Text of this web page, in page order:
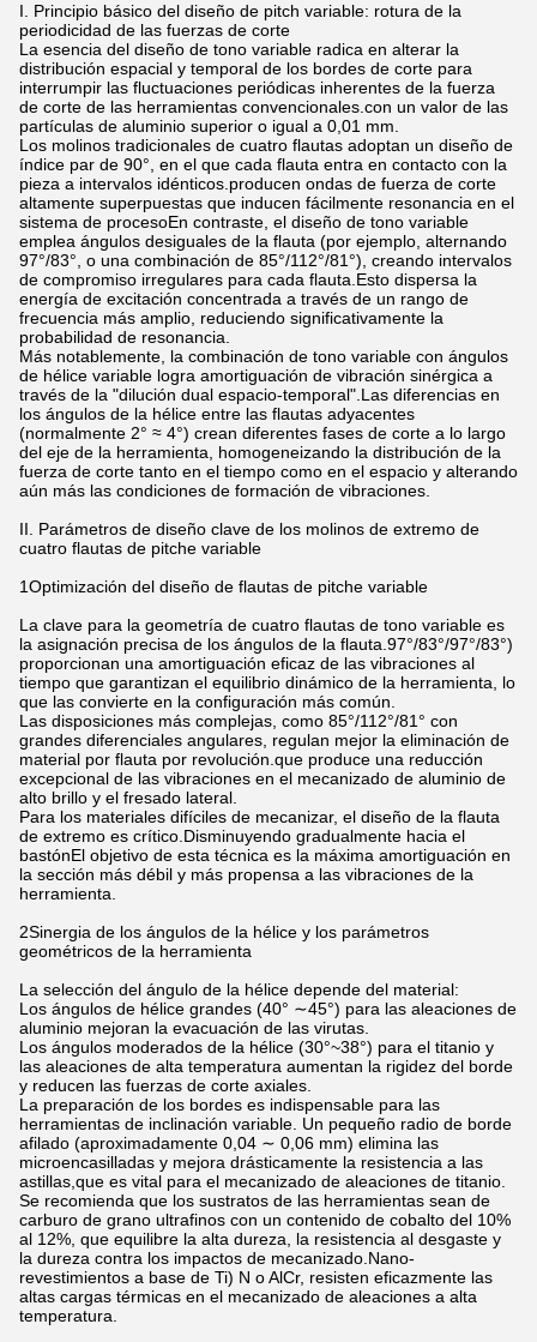
I. Principio básico del diseño de pitch variable: rotura de la
periodicidad de las fuerzas de corte
La esencia del diseño de tono variable radica en alterar la
distribución espacial y temporal de los bordes de corte para
interrumpir las fluctuaciones periódicas inherentes de la fuerza
de corte de las herramientas convencionales.con un valor de las
partículas de aluminio superior o igual a 0,01 mm.
Los molinos tradicionales de cuatro flautas adoptan un diseño de
índice par de 90°, en el que cada flauta entra en contacto con la
pieza a intervalos idénticos.producen ondas de fuerza de corte
altamente superpuestas que inducen fácilmente resonancia en el
sistema de procesoEn contraste, el diseño de tono variable
emplea ángulos desiguales de la flauta (por ejemplo, alternando
97°/83°, o una combinación de 85°/112°/81°), creando intervalos
de compromiso irregulares para cada flauta.Esto dispersa la
energía de excitación concentrada a través de un rango de
frecuencia más amplio, reduciendo significativamente la
probabilidad de resonancia.
Más notablemente, la combinación de tono variable con ángulos
de hélice variable logra amortiguación de vibración sinérgica a
través de la "dilución dual espacio-temporal".Las diferencias en
los ángulos de la hélice entre las flautas adyacentes
(normalmente 2° ≈ 4°) crean diferentes fases de corte a lo largo
del eje de la herramienta, homogeneizando la distribución de la
fuerza de corte tanto en el tiempo como en el espacio y alterando
aún más las condiciones de formación de vibraciones.
II. Parámetros de diseño clave de los molinos de extremo de
cuatro flautas de pitche variable
1Optimización del diseño de flautas de pitche variable
La clave para la geometría de cuatro flautas de tono variable es
la asignación precisa de los ángulos de la flauta.97°/83°/97°/83°)
proporcionan una amortiguación eficaz de las vibraciones al
tiempo que garantizan el equilibrio dinámico de la herramienta, lo
que las convierte en la configuración más común.
Las disposiciones más complejas, como 85°/112°/81° con
grandes diferenciales angulares, regulan mejor la eliminación de
material por flauta por revolución.que produce una reducción
excepcional de las vibraciones en el mecanizado de aluminio de
alto brillo y el fresado lateral.
Para los materiales difíciles de mecanizar, el diseño de la flauta
de extremo es crítico.Disminuyendo gradualmente hacia el
bastónEl objetivo de esta técnica es la máxima amortiguación en
la sección más débil y más propensa a las vibraciones de la
herramienta.
2Sinergia de los ángulos de la hélice y los parámetros
geométricos de la herramienta
La selección del ángulo de la hélice depende del material:
Los ángulos de hélice grandes (40° ∼45°) para las aleaciones de
aluminio mejoran la evacuación de las virutas.
Los ángulos moderados de la hélice (30°~38°) para el titanio y
las aleaciones de alta temperatura aumentan la rigidez del borde
y reducen las fuerzas de corte axiales.
La preparación de los bordes es indispensable para las
herramientas de inclinación variable. Un pequeño radio de borde
afilado (aproximadamente 0,04 ∼ 0,06 mm) elimina las
microencasilladas y mejora drásticamente la resistencia a las
astillas,que es vital para el mecanizado de aleaciones de titanio.
Se recomienda que los sustratos de las herramientas sean de
carburo de grano ultrafinos con un contenido de cobalto del 10%
al 12%, que equilibre la alta dureza, la resistencia al desgaste y
la dureza contra los impactos de mecanizado.Nano-
revestimientos a base de Ti) N o AlCr, resisten eficazmente las
altas cargas térmicas en el mecanizado de aleaciones a alta
temperatura.